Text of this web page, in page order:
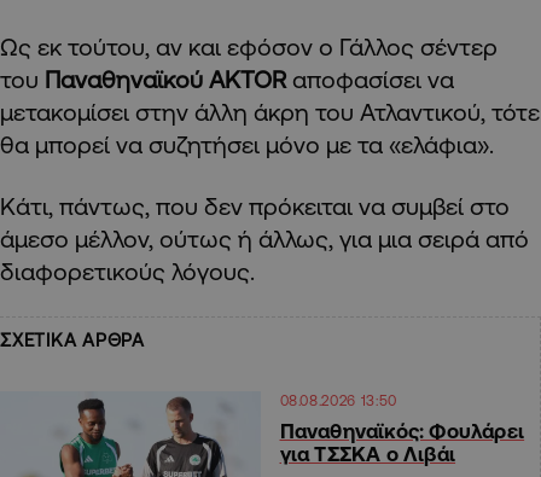
Ως εκ τούτου, αν και εφόσον ο Γάλλος σέντερ
του Παναθηναϊκού AKTOR αποφασίσει να
μετακομίσει στην άλλη άκρη του Ατλαντικού, τότε
θα μπορεί να συζητήσει μόνο με τα «ελάφια».
Κάτι, πάντως, που δεν πρόκειται να συμβεί στο
άμεσο μέλλον, ούτως ή άλλως, για μια σειρά από
διαφορετικούς λόγους.
ΣΧΕΤΙΚΑ ΑΡΘΡΑ
08.08.2026 13:50
Παναθηναϊκός: Φουλάρει
για ΤΣΣΚΑ ο Λιβάι